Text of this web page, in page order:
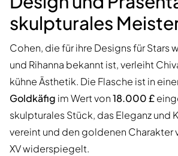
skulpturales
Cohen, die für ihre Designs für Stars
und Rihanna bekannt ist, verleiht
kühne Ästhetik. Die Flasche ist in
Goldkäfig im Wert von18.000 £
skulpturales Stück, das Eleganz und
vereint und den goldenen Charakter
XV widerspiegelt.